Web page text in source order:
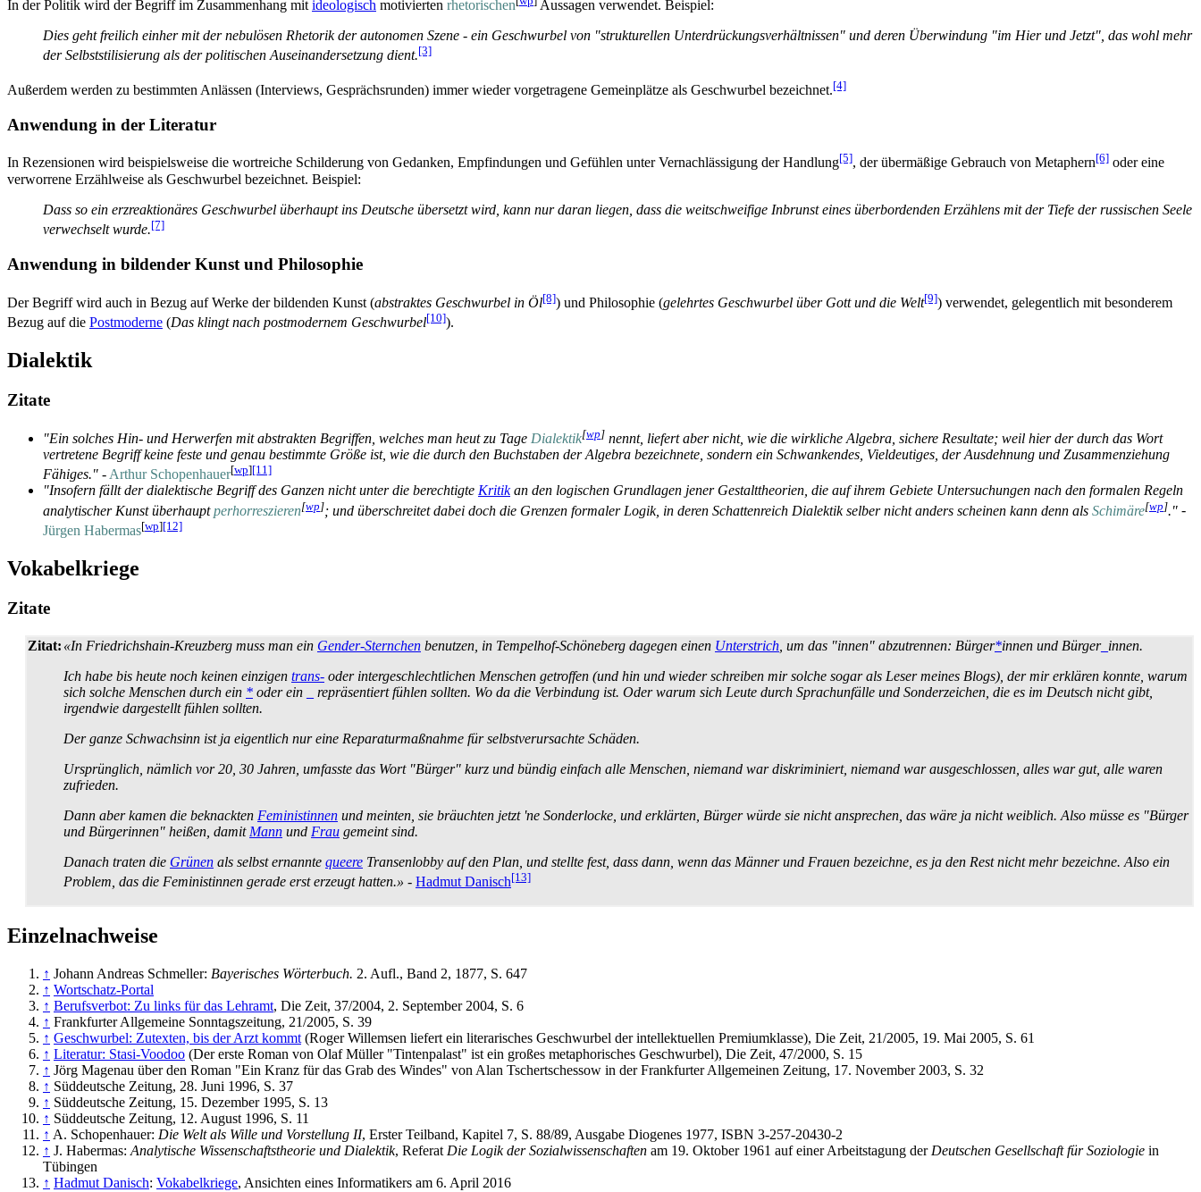
In der Politik wird der Begriff im Zusammenhang mit ideologisch motivierten rhetorischen
Aussagen verwendet. Beispiel:
Dies geht freilich einher mit der nebulösen Rhetorik der autonomen Szene - ein Geschwurbel von "strukturellen Unterdrückungsverhältnissen" und deren Überwindung "im Hier und Jetzt", das wohl mehr
der Selbststilisierung als der politischen Auseinandersetzung dient.[3]
Außerdem werden zu bestimmten Anlässen (Interviews, Gesprächsrunden) immer wieder vorgetragene Gemeinplätze als Geschwurbel bezeichnet.[4]
Anwendung in der Literatur
In Rezensionen wird beispielsweise die wortreiche Schilderung von Gedanken, Empfindungen und Gefühlen unter Vernachlässigung der Handlung[5], der übermäßige Gebrauch von Metaphern[6] oder eine
verworrene Erzählweise als Geschwurbel bezeichnet. Beispiel:
Dass so ein erzreaktionäres Geschwurbel überhaupt ins Deutsche übersetzt wird, kann nur daran liegen, dass die weitschweifige Inbrunst eines überbordenden Erzählens mit der Tiefe der russischen Seele
verwechselt wurde.[7]
Anwendung in bildender Kunst und Philosophie
Der Begriff wird auch in Bezug auf Werke der bildenden Kunst (abstraktes Geschwurbel in Öl[8]) und Philosophie (gelehrtes Geschwurbel über Gott und die Welt[9]) verwendet, gelegentlich mit besonderem
Bezug auf die Postmoderne (Das klingt nach post­modernem Geschwurbel[10]).
Dialektik
Zitate
"Ein solches Hin- und Herwerfen mit abstrakten Begriffen, welches man heut zu Tage Dialektik[wp] nennt, liefert aber nicht, wie die wirkliche Algebra, sichere Resultate; weil hier der durch das Wort
vertretene Begriff keine feste und genau bestimmte Größe ist, wie die durch den Buchstaben der Algebra bezeichnete, sondern ein Schwankendes, Vieldeutiges, der Ausdehnung und Zusammenziehung
Fähiges." - Arthur Schopenhauer[wp][11]
"Insofern fällt der dialektische Begriff des Ganzen nicht unter die berechtigte Kritikan den logischen Grundlagen jener Gestalttheorien, die auf ihrem Gebiete Untersuchungen nach den formalen Regeln
analytischer Kunst überhauptperhorreszieren[wp]; und überschreitet dabei doch die Grenzen formaler Logik, in deren Schattenreich Dialektik selber nicht anders scheinen kann denn als Schimäre[wp]." -
Jürgen Habermas[wp][12]
Vokabelkriege
Zitate
Zitat: «In Friedrichshain-Kreuzberg muss man ein Gender-Sternchen benutzen, in Tempelhof-Schöneberg dagegen einen Unterstrich , um das "innen" abzutrennen: Bürger*innen und Bürger_ innen.
Ich habe bis heute noch keinen einzigen trans- oder inter­geschlechtlichen Menschen getroffen (und hin und wieder schreiben mir solche sogar als Leser meines Blogs), der mir erklären konnte, warum
sich solche Menschen durch ein * oder ein
repräsentiert fühlen sollten. Wo da die Verbindung ist. Oder warum sich Leute durch Sprach­unfälle und Sonder­zeichen, die es im Deutsch nicht gibt,
irgendwie dargestellt fühlen sollten.
Der ganze Schwachsinn ist ja eigentlich nur eine Reparatur­maßnahme für selbstverursachte Schäden.
Ursprünglich, nämlich vor 20, 30 Jahren, umfasste das Wort "Bürger" kurz und bündig einfach alle Menschen, niemand war diskriminiert, niemand war ausgeschlossen, alles war gut, alle waren
zufrieden.
Dann aber kamen die beknackten Feministinnen und meinten, sie bräuchten jetzt 'ne Sonderlocke, und erklärten, Bürger würde sie nicht ansprechen, das wäre ja nicht weiblich. Also müsse es "Bürger
und Bürgerinnen" heißen, damit Mann und Frau gemeint sind.
Danach traten die Grünen als selbst ernannte queere Transenlobby auf den Plan, und stellte fest, dass dann, wenn das Männer und Frauen bezeichne, es ja den Rest nicht mehr bezeichne. Also ein
Problem, das die Feministinnen gerade erst erzeugt hatten.» - Hadmut Danisch[13]
Einzelnachweise
↑ Johann Andreas Schmeller: Bayerisches Wörterbuch. 2. Aufl., Band 2, 1877, S. 647
↑ Wortschatz-Portal
↑ Berufsverbot: Zu links für das Lehramt, Die Zeit, 37/2004, 2. September 2004, S. 6
↑ Frankfurter Allgemeine Sonntagszeitung, 21/2005, S. 39
↑ Geschwurbel: Zutexten, bis der Arzt kommt (Roger Willemsen liefert ein literarisches Geschwurbel der intellektuellen Premiumklasse), Die Zeit, 21/2005, 19. Mai 2005, S. 61
↑ Literatur: Stasi-Voodoo (Der erste Roman von Olaf Müller "Tintenpalast" ist ein großes metaphorisches Geschwurbel), Die Zeit, 47/2000, S. 15
↑ Jörg Magenau über den Roman "Ein Kranz für das Grab des Windes" von Alan Tschertschessow in der Frankfurter Allgemeinen Zeitung, 17. November 2003, S. 32
↑ Süddeutsche Zeitung, 28. Juni 1996, S. 37
↑ Süddeutsche Zeitung, 15. Dezember 1995, S. 13
↑ Süddeutsche Zeitung, 12. August 1996, S. 11
↑ A. Schopenhauer: Die Welt als Wille und Vorstellung II, Erster Teilband, Kapitel 7, S. 88/89, Ausgabe Diogenes 1977, ISBN 3-257-20430-2
↑ J. Habermas: Analytische Wissenschaftstheorie und Dialektik, Referat Die Logik der Sozialwissenschaften am 19. Oktober 1961 auf einer Arbeitstagung der Deutschen Gesellschaft für Soziologie in
Tübingen
↑ Hadmut Danisch: Vokabelkriege, Ansichten eines Informatikers am 6. April 2016